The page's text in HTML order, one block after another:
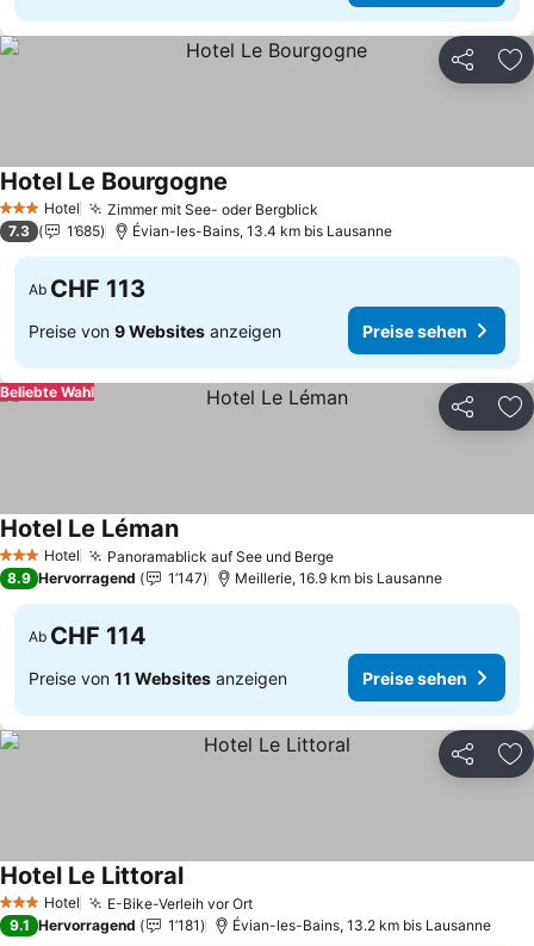
Teilen
3 SterneHotel Zimmer mit See- oder Bergblick
Hotel Le Bourgogne
7.3 1’685 Évian-les-Bains, 13.4 km bis Lausanne
Ab CHF 113
Preise von 9 Websites anzeigen Preise sehen
Teilen
Beliebte Wahl
3 SterneHotel Panoramablick auf See und BergePreise sehen
Hotel Le LémanPreise sehen
8.9 Hervorragend 1’147 Meillerie, 16.9 km bis Lausanne
Ab CHF 114
Preise von 11 Websites anzeigen Preise sehen
Teilen
3 SterneHotel E-Bike-Verleih vor OrtPreise sehen
Hotel Le LittoralPreise sehen
9.1 Hervorragend 1’181 Évian-les-Bains, 13.2 km bis Lausanne